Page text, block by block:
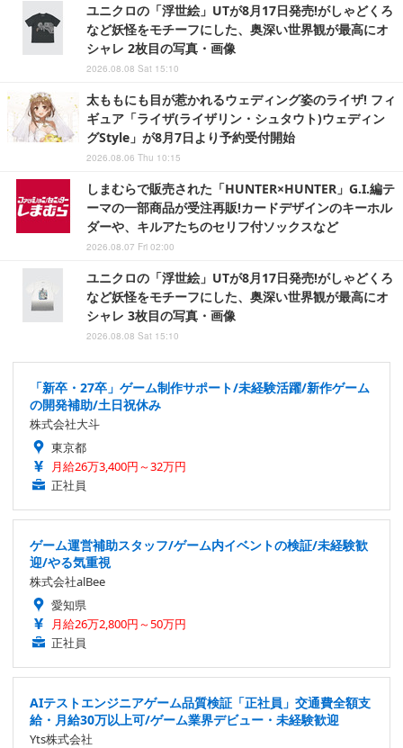
ユニクロの「浮世絵」UTが8月17日発売!がしゃどくろ
など妖怪をモチーフにした、奥深い世界観が最高にオ
シャレ 2枚目の写真・画像
2026.08.08 Sat 15:10
太ももにも目が惹かれるウェディング姿のライザ! フィ
ギュア「ライザ(ライザリン・シュタウト)ウェディン
グStyle」が8月7日より予約受付開始
2026.08.06 Thu 10:15
しまむらで販売された「HUNTER×HUNTER」G.I.編テ
ーマの一部商品が受注再販!カードデザインのキーホル
ダーや、キルアたちのセリフ付ソックスなど
2026.08.07 Fri 02:00
ユニクロの「浮世絵」UTが8月17日発売!がしゃどくろ
など妖怪をモチーフにした、奥深い世界観が最高にオ
シャレ 3枚目の写真・画像
2026.08.08 Sat 15:10
「新卒・27卒」ゲーム制作サポート/未経験活躍/新作ゲーム
の開発補助/土日祝休み
株式会社大斗
東京都
月給26万3,400円～32万円
正社員
ゲーム運営補助スタッフ/ゲーム内イベントの検証/未経験歓
迎/やる気重視
株式会社alBee
愛知県
月給26万2,800円～50万円
正社員
AIテストエンジニアゲーム品質検証「正社員」交通費全額支
給・月給30万以上可/ゲーム業界デビュー・未経験歓迎
Yts株式会社